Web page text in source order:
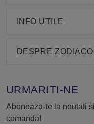
INFO UTILE
DESPRE
URMARITI-NE
Aboneaza-te la noutati
comanda!